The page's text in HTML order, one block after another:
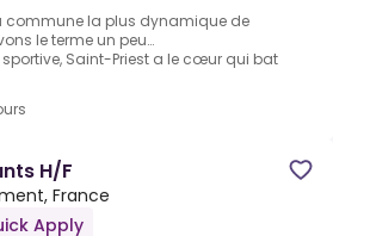
commune la plus dynamique de
le terme un peu…
Saint-Priest a le cœur qui bat
H/F
France
Apply